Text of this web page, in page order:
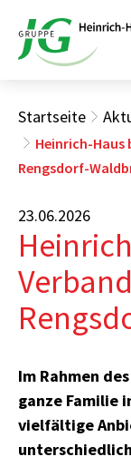
Startseite
Heinrich-Haus
Rengsdorf-
23.06.2026
Im Rahmen
ganze Familie
vielfältige